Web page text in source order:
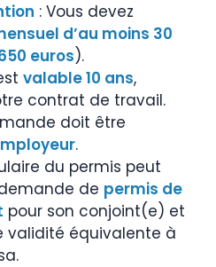
: Vous devez
d’au moins 30
euros).
valable 10 ans,
contrat de travail.
doit être
.
du permis peut
de permis de
pour son conjoint(e) et
validité équivalente à